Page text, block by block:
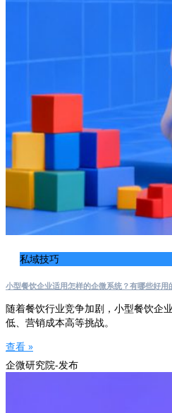
私域技巧
小型餐饮企业适用怎样的企微系统？有哪些好用
随着餐饮行业竞争加剧，小型餐饮企
低、营销成本高等挑战。
查看 »
企微研究院-发布